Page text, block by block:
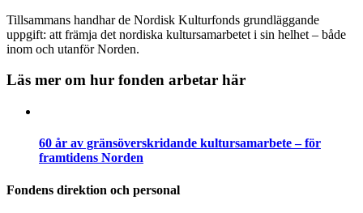
Tillsammans handhar de Nordisk Kulturfonds grundläggande
uppgift: att främja det nordiska kultursamarbetet i sin helhet – både
inom och utanför Norden.
Läs mer om hur fonden arbetar här
60 år av gränsöverskridande kultursamarbete – för
framtidens Norden
Fondens direktion och personal